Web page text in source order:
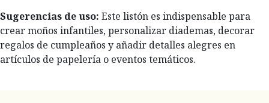
Sugerencias de uso: Este listón es indispensable para
crear moños infantiles, personalizar diademas, decorar
regalos de cumpleaños y añadir detalles alegres en
artículos de papelería o eventos temáticos.